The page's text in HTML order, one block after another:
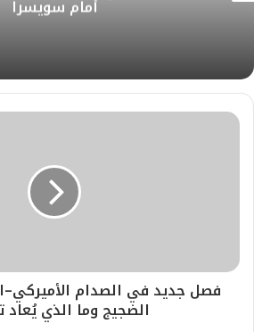
أمام سويسرا
فصل جديد في الصدام
الضجيج وما الذي يُعاد